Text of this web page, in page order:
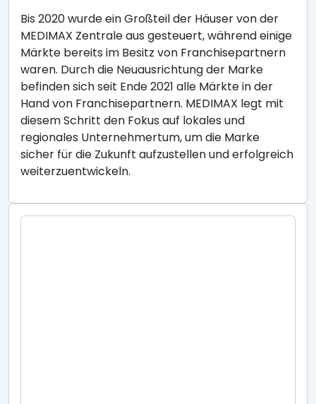
Bis 2020 wurde ein Großteil der Häuser von der
MEDIMAX Zentrale aus gesteuert, während einige
Märkte bereits im Besitz von Franchisepartnern
waren. Durch die Neuausrichtung der Marke
befinden sich seit Ende 2021 alle Märkte in der
Hand von Franchisepartnern. MEDIMAX legt mit
diesem Schritt den Fokus auf lokales und
regionales Unternehmertum, um die Marke
sicher für die Zukunft aufzustellen und erfolgreich
weiterzuentwickeln.